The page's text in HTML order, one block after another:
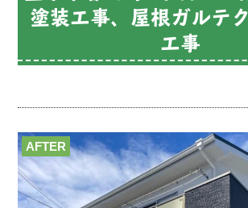
塗装工事、屋根ガルテ
工事
AFTER